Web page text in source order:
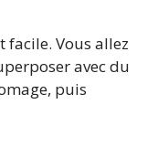
facile. Vous allez
avec du
puis